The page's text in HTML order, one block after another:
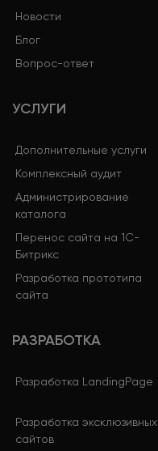
Новости
Блог
Вопрос-ответ
УСЛУГИ
Дополнительные услуги
Комплексный аудит
Администрирование
каталога
Перенос сайта на 1С-
Битрикс
Разработка прототипа
сайта
РАЗРАБОТКА
Разработка LandingPage
Разработка эксклюзивных
сайтов